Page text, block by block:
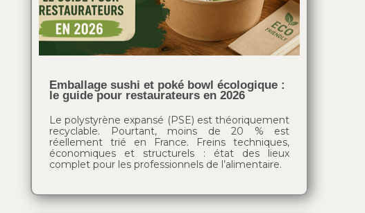
Emballage sushi et poké bowl écologique :
le guide pour restaurateurs en 2026
Le polystyrène expansé (PSE) est théoriquement
recyclable. Pourtant, moins de 20 % est
réellement trié en France. Freins techniques,
économiques et structurels : état des lieux
complet pour les professionnels de l’alimentaire.